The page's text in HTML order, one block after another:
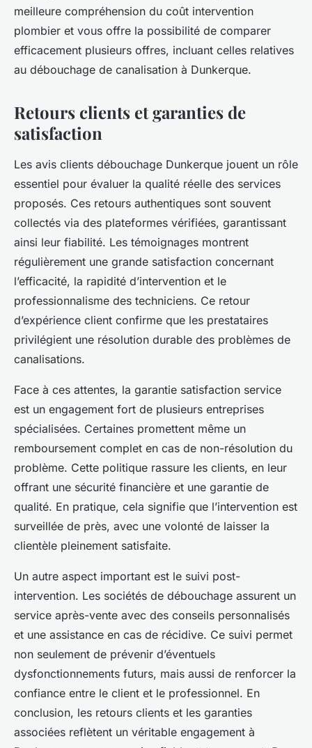
meilleure compréhension du coût intervention
plombier et vous offre la possibilité de comparer
efficacement plusieurs offres, incluant celles relatives
au débouchage de canalisation à Dunkerque.
Retours clients et garanties de
satisfaction
Les avis clients débouchage Dunkerque jouent un rôle
essentiel pour évaluer la qualité réelle des services
proposés. Ces retours authentiques sont souvent
collectés via des plateformes vérifiées, garantissant
ainsi leur fiabilité. Les témoignages montrent
régulièrement une grande satisfaction concernant
l’efficacité, la rapidité d’intervention et le
professionnalisme des techniciens. Ce retour
d’expérience client confirme que les prestataires
privilégient une résolution durable des problèmes de
canalisations.
Face à ces attentes, la garantie satisfaction service
est un engagement fort de plusieurs entreprises
spécialisées. Certaines promettent même un
remboursement complet en cas de non-résolution du
problème. Cette politique rassure les clients, en leur
offrant une sécurité financière et une garantie de
qualité. En pratique, cela signifie que l’intervention est
surveillée de près, avec une volonté de laisser la
clientèle pleinement satisfaite.
Un autre aspect important est le suivi post-
intervention. Les sociétés de débouchage assurent un
service après-vente avec des conseils personnalisés
et une assistance en cas de récidive. Ce suivi permet
non seulement de prévenir d’éventuels
dysfonctionnements futurs, mais aussi de renforcer la
confiance entre le client et le professionnel. En
conclusion, les retours clients et les garanties
associées reflètent un véritable engagement à